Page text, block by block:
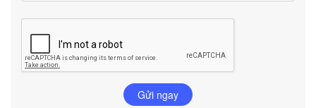
Gửi ngay